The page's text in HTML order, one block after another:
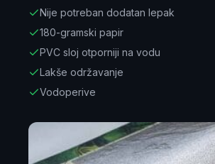
Nije potreban dodatan lepak
180-gramski papir
PVC sloj otporniji na vodu
Lakše održavanje
Vodoperive